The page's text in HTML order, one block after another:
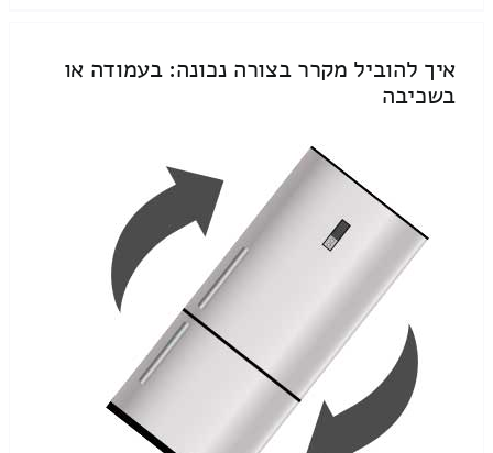
איך להוביל מקרר בצורה נכונה: בעמודה או
בשכיבה